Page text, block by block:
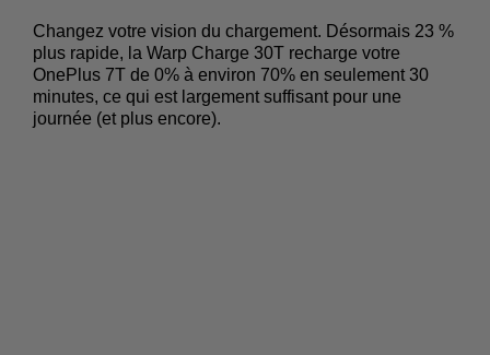
Changez votre vision du chargement. Désormais 23 %
plus rapide, la Warp Charge 30T recharge votre
OnePlus 7T de 0% à environ 70% en seulement 30
minutes, ce qui est largement suffisant pour une
journée (et plus encore).